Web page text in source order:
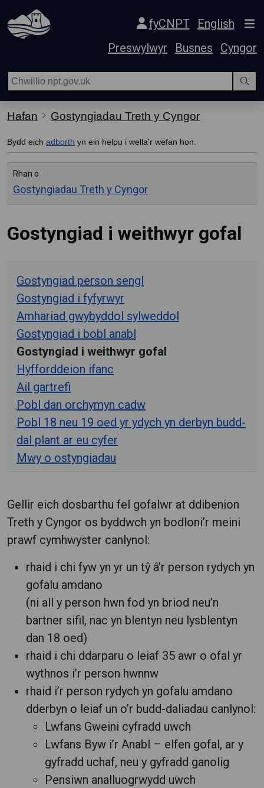
Hepgor gwe-lywio
fyCNPT
English
Preswylwyr
Busnes Cyngor
Hafan Gostyngiadau Treth y Cyngor
Bydd eich adborth yn ein helpu i wella'r wefan hon.
Rhan o
Gostyngiadau Treth y Cyngor
Gostyngiad i weithwyr gofal
Gostyngiad person sengl
Gostyngiad i fyfyrwyr
Amhariad gwybyddol sylweddol
Gostyngiad i bobl anabl
Gostyngiad i weithwyr gofal
Hyfforddeion ifanc
Ail gartrefi
Pobl dan orchymyn cadw
Pobl 18 neu 19 oed yr ydych yn derbyn budd-
dal plant ar eu cyfer
Mwy o ostyngiadau
Gellir eich dosbarthu fel gofalwr at ddibenion
Treth y Cyngor os byddwch yn bodloni’r meini
prawf cymhwyster canlynol:
rhaid i chi fyw yn yr un tŷ â’r person rydych yn
gofalu amdano
(ni all y person hwn fod yn briod neu’n
bartner sifil, nac yn blentyn neu lysblentyn
dan 18 oed)
rhaid i chi ddarparu o leiaf 35 awr o ofal yr
wythnos i’r person hwnnw
rhaid i’r person rydych yn gofalu amdano
dderbyn o leiaf un o’r budd-daliadau canlynol:
Lwfans Gweini cyfradd uwch
Lwfans Byw i’r Anabl – elfen gofal, ar y
gyfradd uchaf, neu y gyfradd ganolig
Pensiwn analluogrwydd uwch